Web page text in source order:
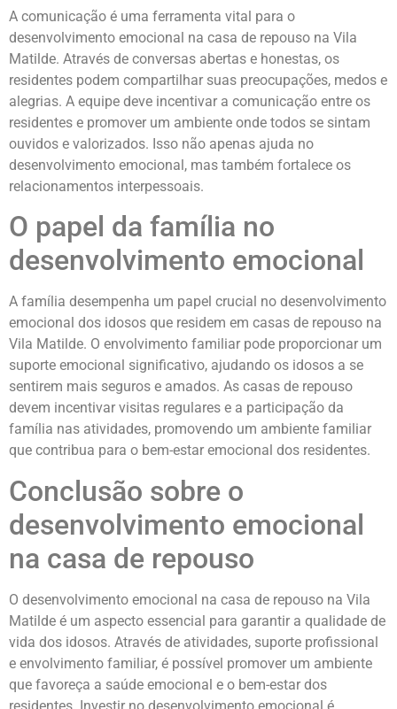
A comunicação é uma ferramenta vital para o
desenvolvimento emocional na casa de repouso na Vila
Matilde. Através de conversas abertas e honestas, os
residentes podem compartilhar suas preocupações, medos e
alegrias. A equipe deve incentivar a comunicação entre os
residentes e promover um ambiente onde todos se sintam
ouvidos e valorizados. Isso não apenas ajuda no
desenvolvimento emocional, mas também fortalece os
relacionamentos interpessoais.
O papel da família no
desenvolvimento emocional
A família desempenha um papel crucial no desenvolvimento
emocional dos idosos que residem em casas de repouso na
Vila Matilde. O envolvimento familiar pode proporcionar um
suporte emocional significativo, ajudando os idosos a se
sentirem mais seguros e amados. As casas de repouso
devem incentivar visitas regulares e a participação da
família nas atividades, promovendo um ambiente familiar
que contribua para o bem-estar emocional dos residentes.
Conclusão sobre o
desenvolvimento emocional
na casa de repouso
O desenvolvimento emocional na casa de repouso na Vila
Matilde é um aspecto essencial para garantir a qualidade de
vida dos idosos. Através de atividades, suporte profissional
e envolvimento familiar, é possível promover um ambiente
que favoreça a saúde emocional e o bem-estar dos